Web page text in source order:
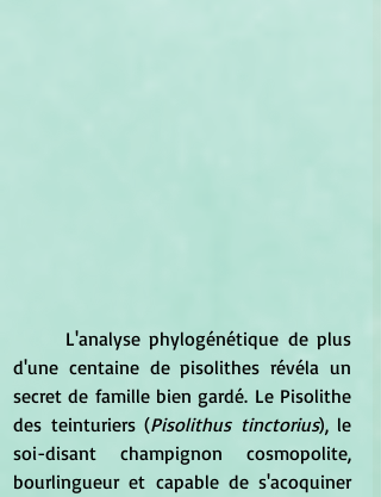
d'une centaine de pisolithes révéla un
secret de famille bien gardé. Le Pisolithe
des teinturiers (Pisolithus tinctorius), le
soi-disant champignon cosmopolite,
bourlingueur et capable de s'acoquiner